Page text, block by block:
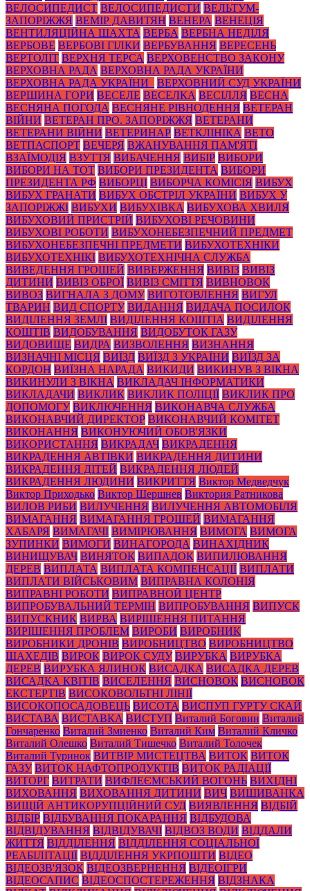
ВЕЛОСИПЕДИСТ ВЕЛОСИПЕДИСТИ ВЕЛЬТУМ-
ЗАПОРІЖЖЯ ВЕМІР ДАВИТЯН ВЕНЕРА ВЕНЕЦІЯ
ВЕНТИЛЯЦІЙНА ШАХТА ВЕРБА ВЕРБНА НЕДІЛЯ
ВЕРБОВЕ ВЕРБОВІ ГІЛКИ ВЕРБУВАННЯ ВЕРЕСЕНЬ
ВЕРТОЛІТ ВЕРХНЯ ТЕРСА ВЕРХОВЕНСТВО ЗАКОНУ
ВЕРХОВНА РАДА ВЕРХОВНА РАДА УКРАЇНИ
ВЕРХОВНА РАДА УКРАЇНИ_
ВЕРХОВНИЙ СУД УКРАЇНИ
ВЕРШИНА ГОРИ ВЕСЕЛЕ ВЕСЕЛКА ВЕСІЛЛЯ ВЕСНА
ВЕСНЯНА ПОГОДА ВЕСНЯНЕ РІВНОДЕННЯ ВЕТЕРАН
ВІЙНИ ВЕТЕРАН ПРО. ЗАПОРІЖЖЯ ВЕТЕРАНИ
ВЕТЕРАНИ ВІЙНИ ВЕТЕРИНАР ВЕТКЛІНІКА ВЕТО
ВЕТПАСПОРТ ВЕЧЕРЯ ВЖАНУВАННЯ ПАМ'ЯТІ
ВЗАЇМОДІЯ ВЗУТТЯ ВИБАЧЕННЯ ВИБІР ВИБОРИ
ВИБОРИ НА ТОТ ВИБОРИ ПРЕЗИДЕНТА ВИБОРИ
ПРЕЗИДЕНТА РФ ВИБОРЦІ ВИБОРЧА КОМІСІЯ ВИБУХ
ВИБУХ ГРАНАТИ ВИБУХ ОБСТРІЛ УКРАЇНИ ВИБУХ У
ЗАПОРІЖЖІ ВИБУХИ ВИБУХІВКА ВИБУХОВА ХВИЛЯ
ВИБУХОВИЙ ПРИСТРІЙ ВИБУХОВІ РЕЧОВИНИ
ВИБУХОВІ РОБОТИ ВИБУХОНЕБЕЗПЕЧНИЙ ПРЕДМЕТ
ВИБУХОНЕБЕЗПЕЧНІ ПРЕДМЕТИ ВИБУХОТЕХНІКИ
ВИБУХОТЕХНІКІ ВИБУХОТЕХНІЧНА СЛУЖБА
ВИВЕДЕННЯ ГРОШЕЙ ВИВЕРЖЕННЯ ВИВІЗ ВИВІЗ
ДИТИНИ ВИВІЗ ОБРОЇ ВИВІЗ СМІТТЯ ВИВНОВОК
ВИВОЗ ВИГНАЛА З ДОМУ ВИГОТОВЛЕННЯ ВИГУЛ
ТВАРИН ВИД СПОРТУ ВИДАННЯ ВИДАЧА ПОСИЛОК
ВИДІЛЕННЯ ЗЕМЛІ ВИДІЛЕННЯ КОШТІА ВИДІЛЕННЯ
КОШТІВ ВИДОБУВАННЯ ВИДОБУТОК ГАЗУ
ВИДОВИЩЕ ВИДРА ВИЗВОЛЕННЯ ВИЗНАННЯ
ВИЗНАЧНІ МІСЦЯ ВИЇЗД ВИЇЗД З УКРАЇНИ ВИЇЗД ЗА
КОРДОН ВИЇЗНА НАРАДА ВИКИДИ ВИКИНУВ З ВІКНА
ВИКИНУЛИ З ВІКНА ВИКЛАДАЧ ІНФОРМАТИКИ
ВИКЛАДАЧИ ВИКЛИК ВИКЛИК ПОЛІЦІЇ ВИКЛИК ПРО
ДОПОМОГУ ВИКЛЮЧЕННЯ ВИКОНАВЧА СЛУЖБА
ВИКОНАВЧИЙ ДИРЕКТОР ВИКОНАВЧИЙ КОМІТЕТ
ВИКОНАННЯ ВИКОНУЮЧИЙ ОБОВ'ЯЗКИ
ВИКОРИСТАННЯ ВИКРАДАЧ ВИКРАДЕННЯ
ВИКРАДЕННЯ АВТІВКИ ВИКРАДЕННЯ ДИТИНИ
ВИКРАДЕННЯ ДІТЕЙ ВИКРАДЕННЯ ЛЮДЕЙ
ВИКРАДЕННЯ ЛЮДИНИ ВИКРИТТЯ Виктор Медведчук
Виктор Приходько Виктор Шершнев Виктория Ратникова
ВИЛОВ РИБИ ВИЛУЧЕННЯ ВИЛУЧЕННЯ АВТОМОБІЛЯ
ВИМАГАННЯ ВИМАГАННЯ ГРОШЕЙ ВИМАГАННЯ
ХАБАРЯ ВИМАГАЧІ ВИМІРЮВАННЯ ВИМОГА ВИМОГА
ЗУПИНКИ ВИМОГИ ВИНАГОРОДА ВИНАХІДНИК
ВИНИЩУВАЧ ВИНЯТОК ВИПАДОК ВИПИЛЮВАННЯ
ДЕРЕВ ВИПЛАТА ВИПЛАТА КОМПЕНСАЦІЇ ВИПЛАТИ
ВИПЛАТИ ВІЙСЬКОВИМ ВИПРАВНА КОЛОНІЯ
ВИПРАВНІ РОБОТИ ВИПРАВНОЙ ЦЕНТР
ВИПРОБУВАЛЬНИЙ ТЕРМІН ВИПРОБУВАННЯ ВИПУСК
ВИПУСКНИК ВИРВА ВИРІШЕННЯ ПИТАННЯ
ВИРІШЕННЯ ПРОБЛЕМ ВИРОБИ ВИРОБНИК
ВИРОБНИКИ ДРОНІВ ВИРОБНИЦТВО ВИРОБНИЦТВО
ШАХЕДІВ ВИРОК ВИРОК СУДУ ВИРУБКА ВИРУБКА
ДЕРЕВ ВИРУБКА ЯЛИНОК ВИСАДКА ВИСАДКА ДЕРЕВ
ВИСАДКА КВІТІВ ВИСЕЛЕННЯ ВИСНОВОК ВИСНОВОК
ЕКСТЕРТІВ ВИСОКОВОЛЬТНІ ЛІНІЇ
ВИСОКОПОСАДОВЕЦЬ ВИСОТА ВИСПУП ГУРТУ СКАЙ
ВИСТАВА ВИСТАВКА ВИСТУП Виталий Боговин Виталий
Гончаренко Виталий Змиенко Виталий Ким Виталий Кличко
Виталий Олешко Виталий Тишечко Виталий Толочек
Виталий Туринок ВИТВІР МИСТЕЦТВА ВИТОК ВИТОК
ГАЗУ ВИТОК НАФТОПРОДУКТІВ ВИТОК РАДІАЦІЇ
ВИТОРГ ВИТРАТИ ВИФЛЕЄМСЬКИЙ ВОГОНЬ ВИХІДНІ
ВИХОВАННЯ ВИХОВАННЯ ДИТИНИ ВИЧ ВИШИВАНКА
ВИЩІЙ АНТИКОРУПЦІЙНИЙ СУД ВИЯВЛЕННЯ ВІДБІЙ
ВІДБІР ВІДБУВАННЯ ПОКАРАННЯ ВІДБУДОВА
ВІДВІДУВАННЯ ВІДВІДУВАЧІ ВІДВОЗ ВОДИ ВІДДАЛИ
ЖИТТЯ ВІДДІЛЕННЯ ВІДДІЛЕННЯ СОЦІАЛЬНОЇ
РЕАБІЛІТАЦІЇ ВІДДІЛЕННЯ УКРПОШТИ ВІДЕО
ВІДЕОЗВ'ЯЗОК ВІДЕОЗВЕРНЕННЯ ВІДЕОІГРИ
ВІДЕОСАПИС ВІДЕОСПОСТЕРЕЖЕННЯ ВІДЗНАКА